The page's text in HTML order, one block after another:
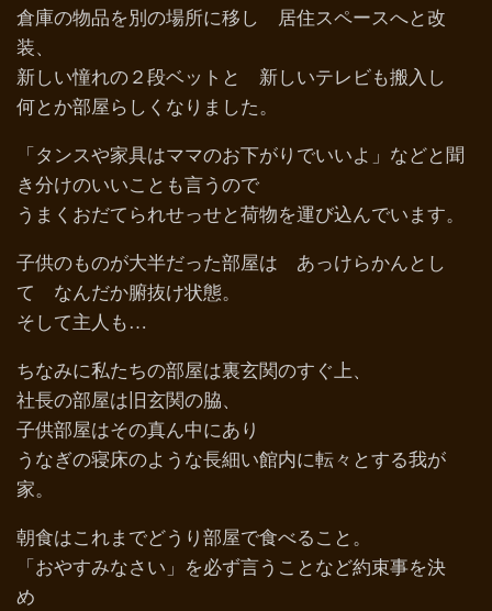
倉庫の物品を別の場所に移し 居住スペースへと改
装、
新しい憧れの２段ベットと 新しいテレビも搬入し
何とか部屋らしくなりました。
「タンスや家具はママのお下がりでいいよ」などと聞
き分けのいいことも言うので
うまくおだてられせっせと荷物を運び込んでいます。
子供のものが大半だった部屋は あっけらかんとし
て なんだか腑抜け状態。
そして主人も…
ちなみに私たちの部屋は裏玄関のすぐ上、
社長の部屋は旧玄関の脇、
子供部屋はその真ん中にあり
うなぎの寝床のような長細い館内に転々とする我が
家。
朝食はこれまでどうり部屋で食べること。
「おやすみなさい」を必ず言うことなど約束事を決
め